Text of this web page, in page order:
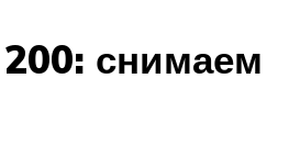
снимаем